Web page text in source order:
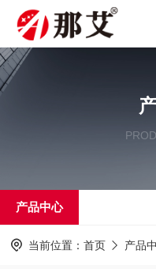
产品中心
当前位置： 首页 产品